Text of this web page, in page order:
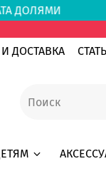
ДОЛЯМИ
ДОСТАВКА